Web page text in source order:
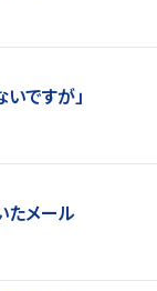
ですが」
たメール